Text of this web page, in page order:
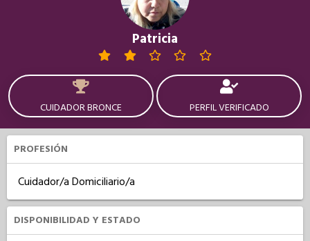
Patricia
CUIDADOR BRONCE PERFIL VERIFICADO
PROFESIÓN
Cuidador/a Domiciliario/a
DISPONIBILIDAD Y ESTADO